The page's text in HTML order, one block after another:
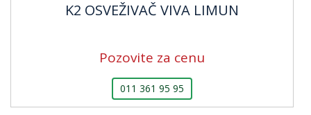
K2 OSVEŽIVAČ VIVA LIMUN
Pozovite za cenu
011 361 95 95